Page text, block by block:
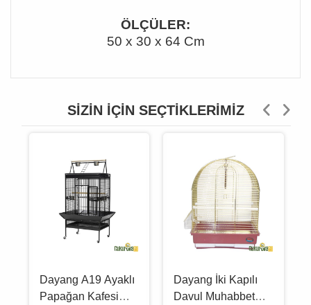
ÖLÇÜLER:
50 x 30 x 64 Cm
SIZIN İÇIN SEÇTIKLERIMIZ
Dayang A19 Ayaklı
Papağan Kafesi
Dayang İki Kapılı
Davul Muhabbet